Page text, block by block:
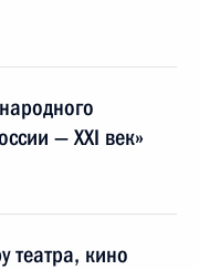
— XXI век»
театра, кино